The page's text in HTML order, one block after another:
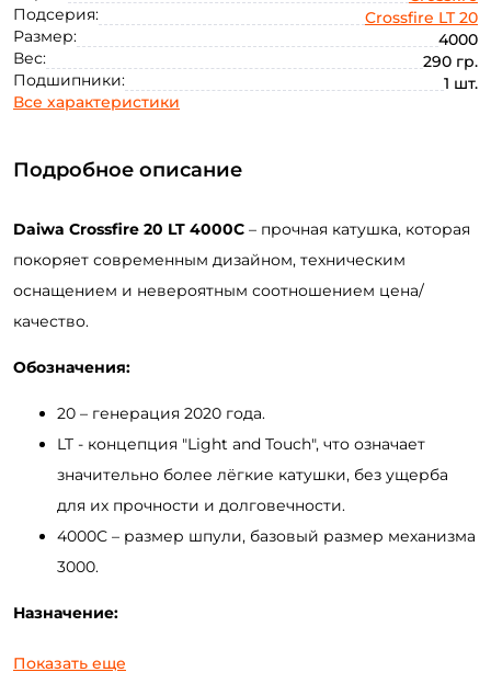
Подсерия:
Crossfire LT 20
Размер:
4000
Вес:
290 гр.
Подшипники:
1 шт.
Все характеристики
Подробное описание
Daiwa Crossfire 20 LT 4000С – прочная катушка, которая
покоряет современным дизайном, техническим
оснащением и невероятным соотношением цена/
качество.
Обозначения:
20 – генерация 2020 года.
LT - концепция "Light and Touch", что означает
значительно более лёгкие катушки, без ущерба
для их прочности и долговечности.
4000С – размер шпули, базовый размер механизма
3000.
Назначение:
4000С – универсальная катушка, которая отлично
Показать еще